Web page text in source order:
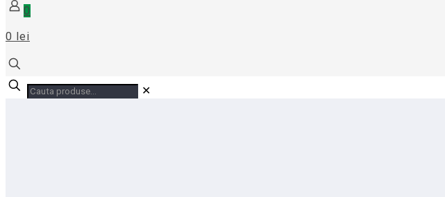
0
0 lei
✕